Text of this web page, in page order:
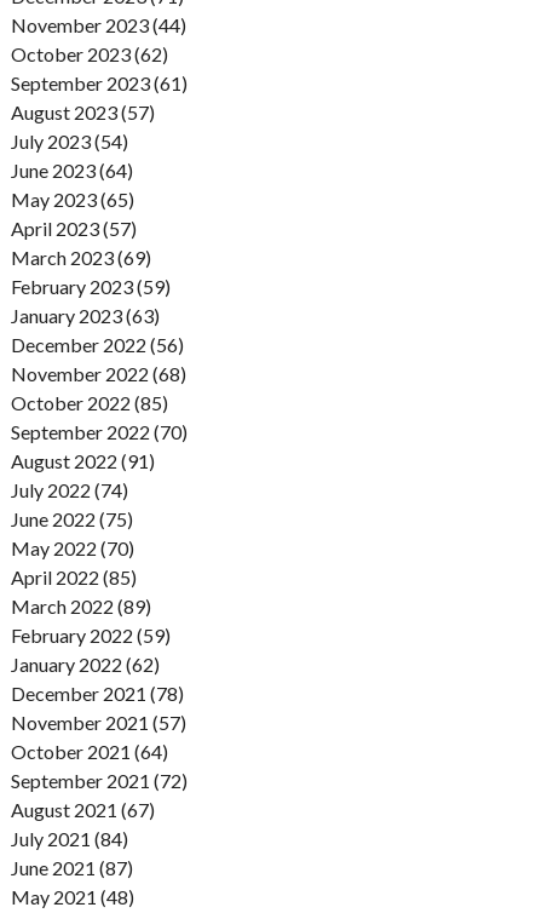
November 2023 (44)
October 2023 (62)
September 2023 (61)
August 2023 (57)
July 2023 (54)
June 2023 (64)
May 2023 (65)
April 2023 (57)
March 2023 (69)
February 2023 (59)
January 2023 (63)
December 2022 (56)
November 2022 (68)
October 2022 (85)
September 2022 (70)
August 2022 (91)
July 2022 (74)
June 2022 (75)
May 2022 (70)
April 2022 (85)
March 2022 (89)
February 2022 (59)
January 2022 (62)
December 2021 (78)
November 2021 (57)
October 2021 (64)
September 2021 (72)
August 2021 (67)
July 2021 (84)
June 2021 (87)
May 2021 (48)